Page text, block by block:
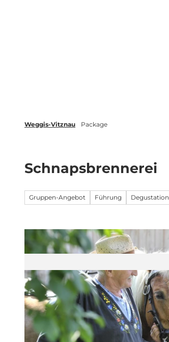
Weggis-Vitznau Package
Schnapsbrennerei
Gruppen-Angebot Führung Degustation